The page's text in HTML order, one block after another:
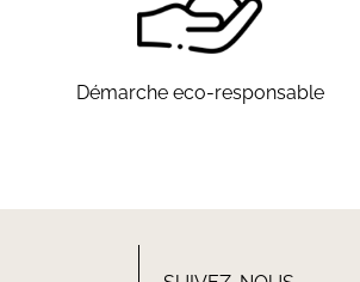
Démarche eco-responsable